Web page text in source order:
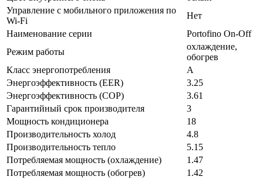
Управление c мобильного приложения по
Wi-Fi
Нет
Наименование серии
Portofino On-Off
Режим работы
охлаждение,
обогрев
Класс энергопотребления
A
Энергоэффективность (EER)
3.25
Энергоэффективность (COP)
3.61
Гарантийный срок производителя
3
Мощность кондиционера
18
Производительность холод
4.8
Производительность тепло
5.15
Потребляемая мощность (охлаждение)
1.47
Потребляемая мощность (обогрев)
1.42